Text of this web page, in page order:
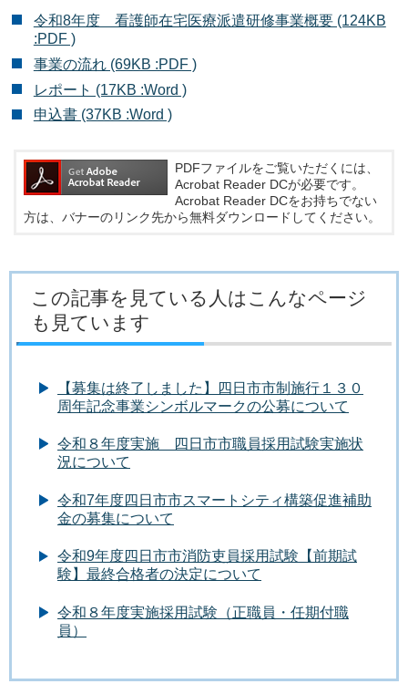
令和8年度 看護師在宅医療派遣研修事業概要 (124KB
:PDF )
事業の流れ (69KB :PDF )
レポート (17KB :Word )
申込書 (37KB :Word )
PDFファイルをご覧いただくには、
Acrobat Reader DCが必要です。
Acrobat Reader DCをお持ちでない
方は、バナーのリンク先から無料ダウンロードしてください。
この記事を見ている人はこんなページ
も見ています
【募集は終了しました】四日市市制施行１３０
周年記念事業シンボルマークの公募について
令和８年度実施 四日市市職員採用試験実施状
況について
令和7年度四日市市スマートシティ構築促進補助
金の募集について
令和9年度四日市市消防吏員採用試験【前期試
験】最終合格者の決定について
令和８年度実施採用試験（正職員・任期付職
員）